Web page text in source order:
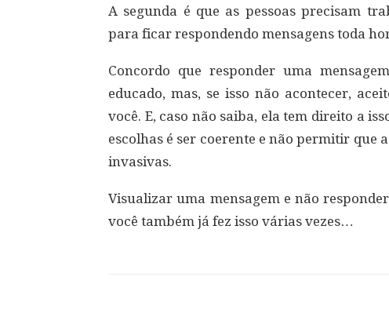
A segunda é que as pessoas precisam
para ficar respondendo mensagens toda
Concordo que responder uma
educado, mas, se isso não acontecer,
você. E, caso não saiba, ela tem direito a
escolhas é ser coerente e não permitir que
invasivas.
Visualizar uma mensagem e não
você também já fez isso várias vezes…